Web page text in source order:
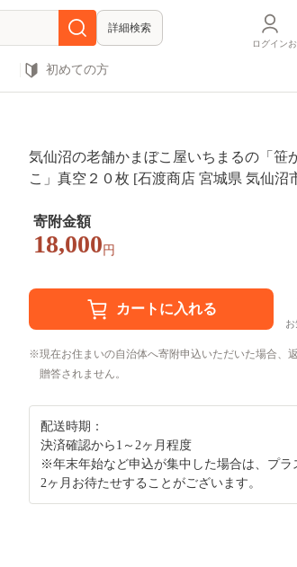
詳細検索
ログイン
初めての方
気仙沼の老舗かまぼこ屋いちまるの「笹
こ」真空２０枚 [石渡商店 宮城県 気仙沼
寄附金額
18,000 円
現在お住まいの自治体へ寄附申込いただいた場合、
贈答されません。
配送時期：
決済確認から1～2ヶ月程度
※年末年始など申込が集中した場合は、プラ
2ヶ月お待たせすることがございます。